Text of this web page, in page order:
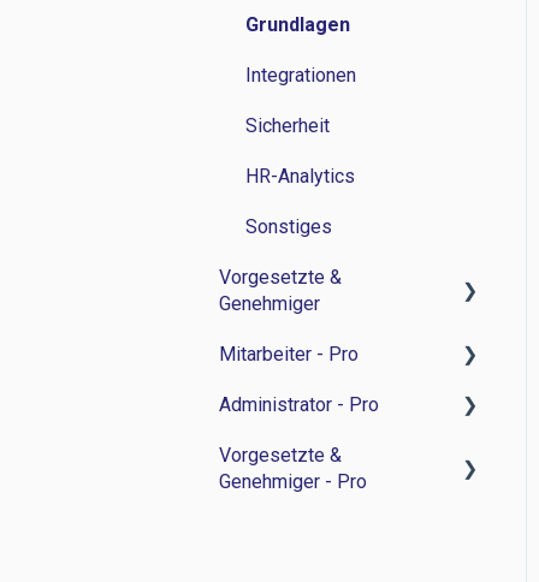
Grundlagen
Integrationen
Sicherheit
HR-Analytics
Sonstiges
Vorgesetzte &
Genehmiger
Zeitwirtschaft
Personalverwaltung
Bewerbermanagament
Mitarbeiter - Pro
Feedback-Sessions -
Ziele -
Administrator - Pro
Feedback-Session -
Personalentwicklung
Vorgesetzte &
Genehmiger - Pro